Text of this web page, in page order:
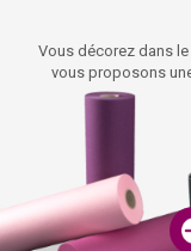
Vous décorez dans
vous proposons